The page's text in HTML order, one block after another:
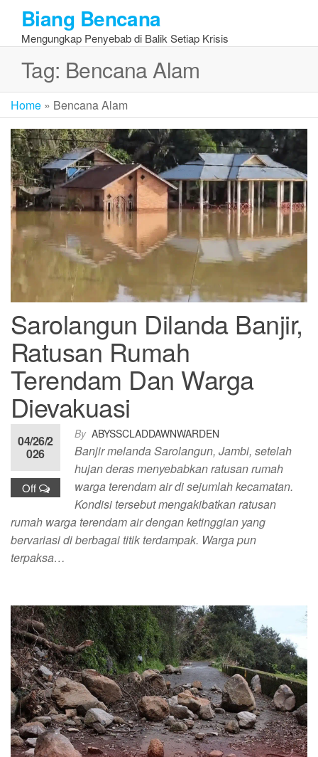
the
content
Biang Bencana
Mengungkap Penyebab di Balik Setiap Krisis
Tag: Bencana Alam
Home » Bencana Alam
Sarolangun Dilanda Banjir,
Ratusan Rumah
Terendam Dan Warga
Dievakuasi
By ABYSSCLADDAWNWARDEN
04/26/2
026
Off
Banjir melanda Sarolangun, Jambi, setelah
hujan deras menyebabkan ratusan rumah
warga terendam air di sejumlah kecamatan.
Kondisi tersebut mengakibatkan ratusan
rumah warga terendam air dengan ketinggian yang
bervariasi di berbagai titik terdampak. Warga pun
terpaksa…